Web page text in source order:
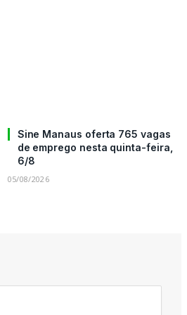
Sine Manaus oferta 765 vagas
de emprego nesta quinta-feira,
6/8
05/08/2026